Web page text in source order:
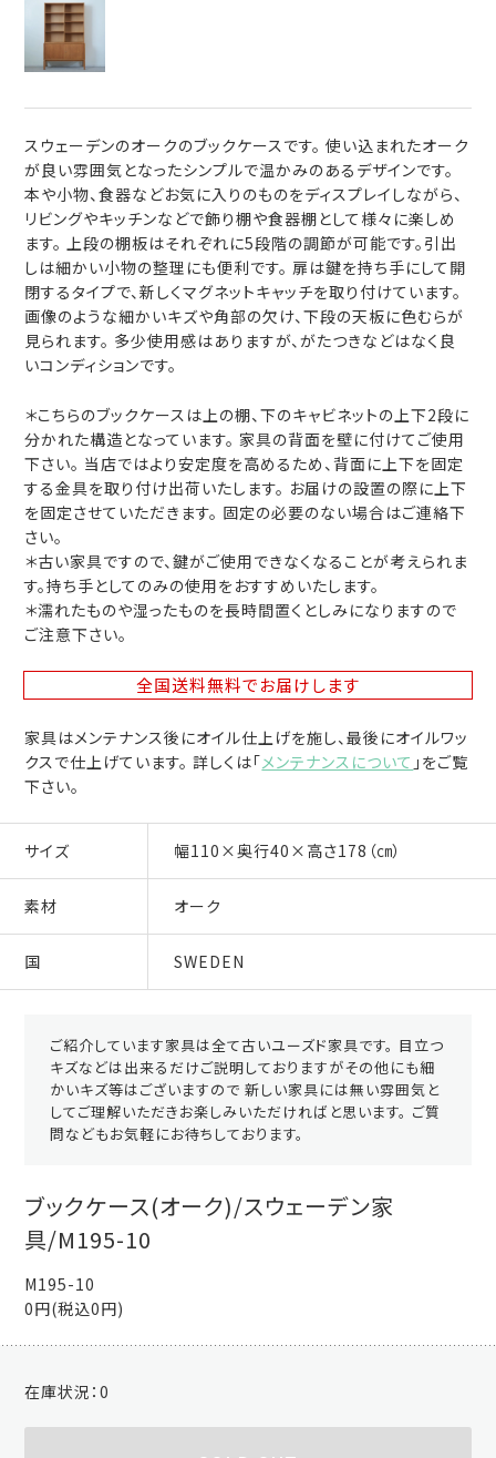
スウェーデンのオークのブックケースです。 使い込まれたオーク
が良い雰囲気となったシンプルで温かみのあるデザインです。
本や小物、食器などお気に入りのものをディスプレイしながら、
リビングやキッチンなどで飾り棚や食器棚として様々に楽しめ
ます。 上段の棚板はそれぞれに5段階の調節が可能です。引出
しは細かい小物の整理にも便利です。 扉は鍵を持ち手にして開
閉するタイプで、新しくマグネットキャッチを取り付けています。
画像のような細かいキズや角部の欠け、下段の天板に色むらが
見られます。 多少使用感はありますが、がたつきなどはなく良
いコンディションです。
＊こちらのブックケースは上の棚、下のキャビネットの上下2段に
分かれた構造となっています。 家具の背面を壁に付けてご使用
下さい。 当店ではより安定度を高めるため、背面に上下を固定
する金具を取り付け出荷いたします。 お届けの設置の際に上下
を固定させていただきます。 固定の必要のない場合はご連絡下
さい。
＊古い家具ですので、鍵がご使用できなくなることが考えられま
す。持ち手としてのみの使用をおすすめいたします。
＊濡れたものや湿ったものを長時間置くとしみになりますので
ご注意下さい。
全国送料無料でお届けします
家具はメンテナンス後にオイル仕上げを施し、最後にオイルワッ
クスで仕上げています。 詳しくは「メンテナンスについて 」をご覧
下さい。
サイズ 幅110×奥行40×高さ178（㎝）
素材 オーク
国 SWEDEN
ご紹介しています家具は全て古いユーズド家具です。 目立つ
キズなどは出来るだけご説明しておりますがその他にも細
かいキズ等はございますので 新しい家具には無い雰囲気と
してご理解いただきお楽しみいただければと思います。 ご質
問などもお気軽にお待ちしております。
ブックケース(オーク)/スウェーデン家
具/M195-10
M195-10
0円(税込0円)
在庫状況：0